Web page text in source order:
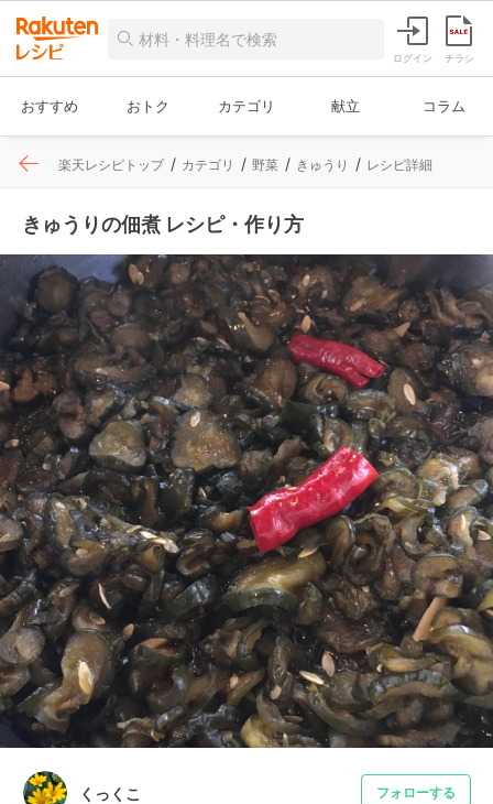
ログイン チラシ
おすすめ おトク カテゴリ 献立 コラム
楽天レシピトップ カテゴリ 野菜 きゅうり レシピ詳細
きゅうりの佃煮 レシピ・作り方
くっくこ フォローする